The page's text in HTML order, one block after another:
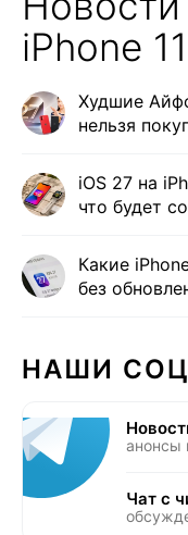
iPhone 11
Худшие
нельзя
iOS 27 на
что будет
Какие
без
НАШИ
анонсы
Чат с